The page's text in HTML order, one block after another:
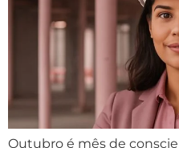
Outubro é mês de